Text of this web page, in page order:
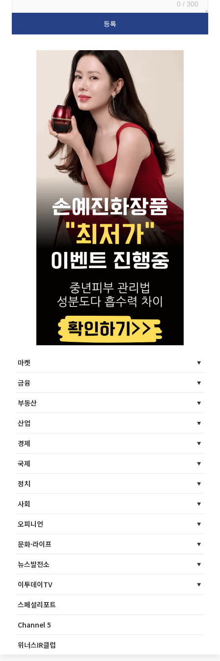
0 / 300
마켓
금융
부동산
산업
경제
국제
정치
사회
오피니언
문화·라이프
뉴스발전소
이투데이TV
스페셜리포트
Channel 5
위너스IR클럽